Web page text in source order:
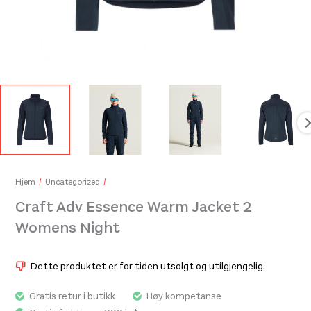
Craft Essence Shorts Womens Black
999,-
Hjem Uncategorized
Craft Adv Essence Warm Jacket 2
Womens Night
Dette produktet er for tiden utsolgt og utilgjengelig.
Gratis retur i butikk
Høy kompetanse